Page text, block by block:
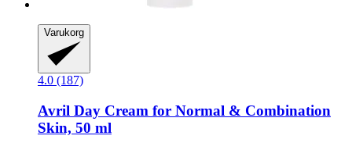
Varukorg
4.0 (187)
Avril Day Cream for Normal & Combination
Skin, 50 ml